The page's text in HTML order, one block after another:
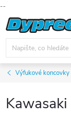
--
Přejít
na
obsah
Výfukové koncovky
Kawasaki